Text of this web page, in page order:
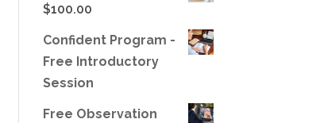
$100.00
Confident Program -
Free Introductory
Session
Free Observation